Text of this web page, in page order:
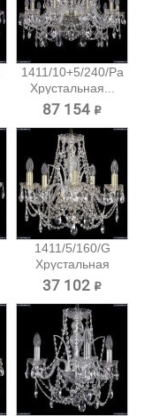
1411/10+5/240/Pa
Хрустальная...
87 154 ₽
1411/5/160/G
Хрустальная
подвесная...
37 102 ₽